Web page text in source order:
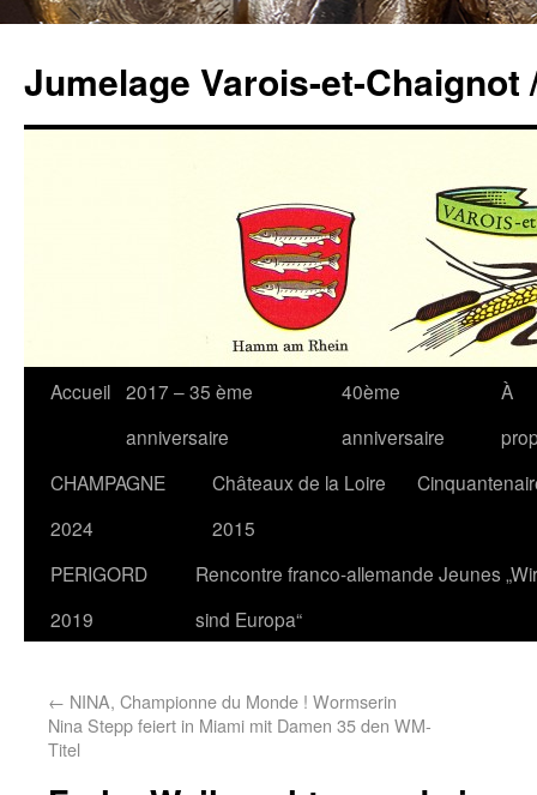
Jumelage Varois-et-Chaignot
Accueil 2017 – 35 ème
anniversaire
40ème
anniversaire
À
CHAMPAGNE
2024
Châteaux de la Loire
2015
PERIGORD
2019
Rencontre franco-allemande Jeunes „Wir
sind Europa“
← NINA, Championne du Monde ! Wormserin
Nina Stepp feiert in Miami mit Damen 35 den WM-
Titel